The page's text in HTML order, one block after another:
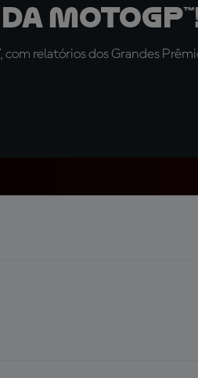
relatórios dos Grandes